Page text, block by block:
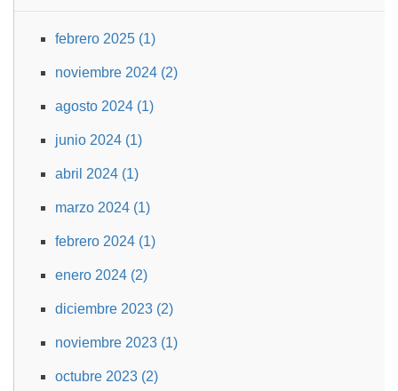
febrero 2025 (1)
noviembre 2024 (2)
agosto 2024 (1)
junio 2024 (1)
abril 2024 (1)
marzo 2024 (1)
febrero 2024 (1)
enero 2024 (2)
diciembre 2023 (2)
noviembre 2023 (1)
octubre 2023 (2)